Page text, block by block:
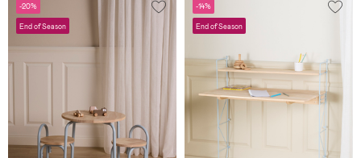
-20%
End of Season
-14%
End of Season